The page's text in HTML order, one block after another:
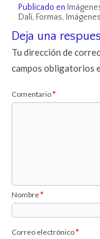
Publicado en
Dalí, Formas,
Deja una
Tu dirección de
campos obligatorios
Comentario*
Nombre*
Correo electrónico*